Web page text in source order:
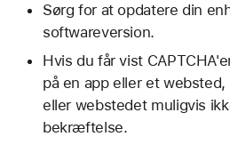
Sørg for at opdatere din
softwareversion.
Hvis du får vist
på en app eller et
eller webstedet muligvis
bekræftelse.